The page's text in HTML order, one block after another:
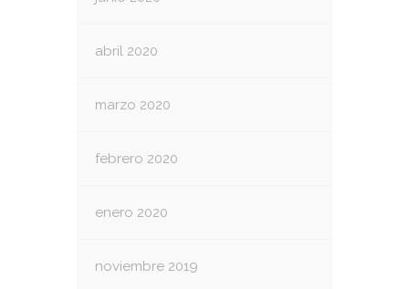
abril 2020
marzo 2020
febrero 2020
enero 2020
noviembre 2019